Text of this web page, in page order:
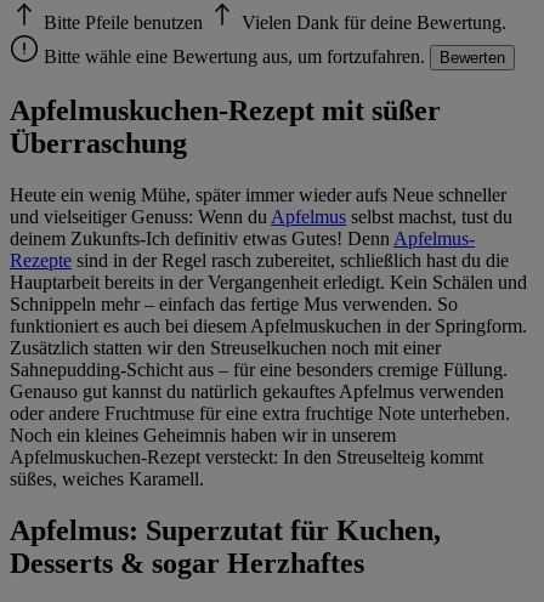
Bitte Pfeile benutzen
Vielen Dank für deine Bewertung.
Bitte wähle eine Bewertung aus, um fortzufahren.
Bewerten
Apfelmuskuchen-Rezept mit süßer
Überraschung
Heute ein wenig Mühe, später immer wieder aufs Neue schneller
und vielseitiger Genuss: Wenn du Apfelmus selbst machst, tust du
deinem Zukunfts-Ich definitiv etwas Gutes! Denn Apfelmus-
Rezepte sind in der Regel rasch zubereitet, schließlich hast du die
Hauptarbeit bereits in der Vergangenheit erledigt. Kein Schälen und
Schnippeln mehr – einfach das fertige Mus verwenden. So
funktioniert es auch bei diesem Apfelmuskuchen in der Springform.
Zusätzlich statten wir den Streuselkuchen noch mit einer
Sahnepudding-Schicht aus – für eine besonders cremige Füllung.
Genauso gut kannst du natürlich gekauftes Apfelmus verwenden
oder andere Fruchtmuse für eine extra fruchtige Note unterheben.
Noch ein kleines Geheimnis haben wir in unserem
Apfelmuskuchen-Rezept versteckt: In den Streuselteig kommt
süßes, weiches Karamell.
Apfelmus: Superzutat für Kuchen,
Desserts & sogar Herzhaftes